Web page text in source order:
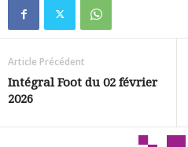
Article Précédent
Intégral Foot du 02 février
2026